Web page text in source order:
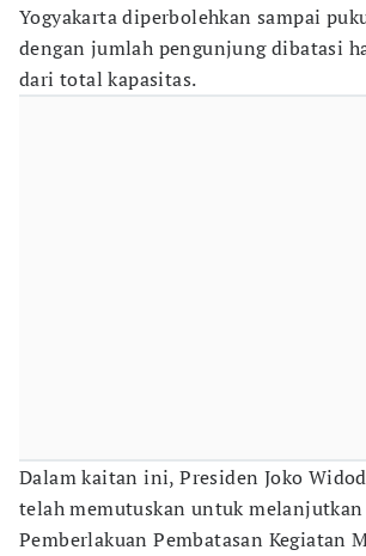
Yogyakarta diperbolehkan sampai
dengan jumlah pengunjung dibatasi
dari total kapasitas.
Dalam kaitan ini, Presiden Joko
telah memutuskan untuk
Pemberlakuan Pembatasan Kegiatan